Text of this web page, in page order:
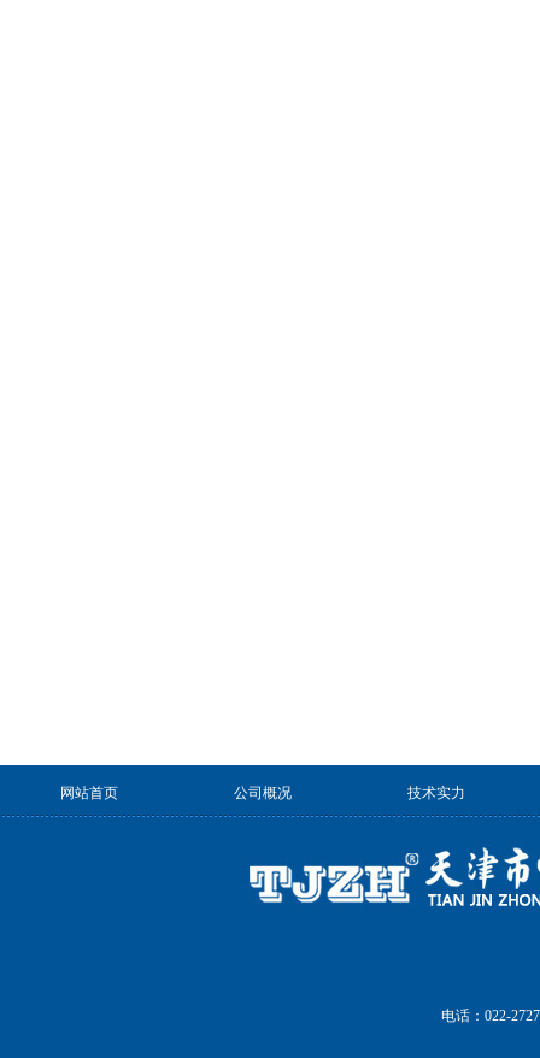
网站首页 公司概况 技术实力
电话：022-